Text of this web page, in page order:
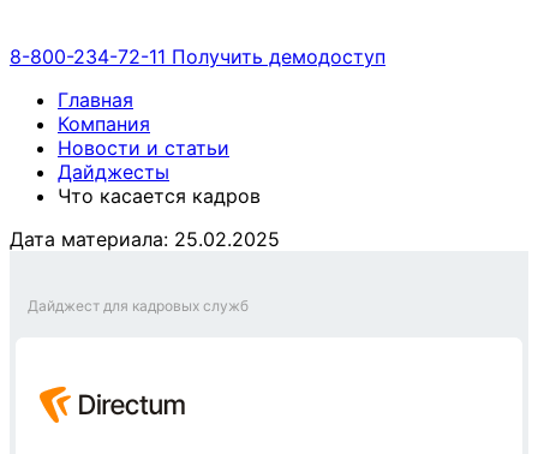
8-800-234-72-11 Получить демодоступ
Главная
Компания
Новости и статьи
Дайджесты
Что касается кадров
Дата материала: 25.02.2025
Дайджест для кадровых служб